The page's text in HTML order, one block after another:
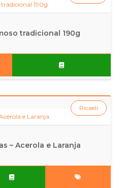
tradicional 190g
– Acerola e Laranja
Ricaeli